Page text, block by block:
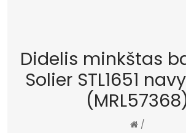
Didelis minkštas
Solier STL1651
/